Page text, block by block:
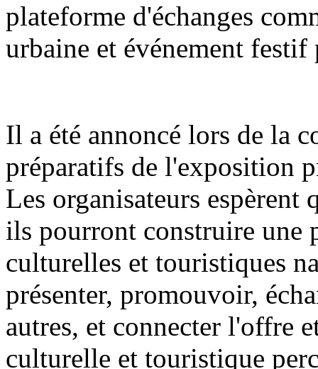
plateforme d'échanges
urbaine et événement
Il a été annoncé lors de la
préparatifs de l'exposition
Les organisateurs
ils pourront construire une
culturelles et touristiques
présenter, promouvoir,
autres, et connecter l'offre
culturelle et touristique